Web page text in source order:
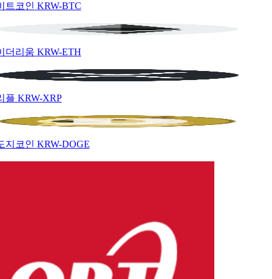
트코인 KRW-BTC
더리움 KRW-ETH
플 KRW-XRP
지코인 KRW-DOGE